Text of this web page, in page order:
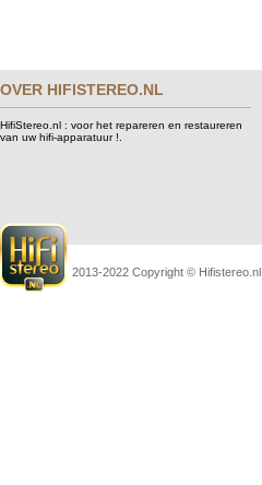
OVER HIFISTEREO.NL
HifiStereo.nl : voor het repareren en restaureren
van uw hifi-apparatuur !.
2013-2022 Copyright © Hifistereo.nl